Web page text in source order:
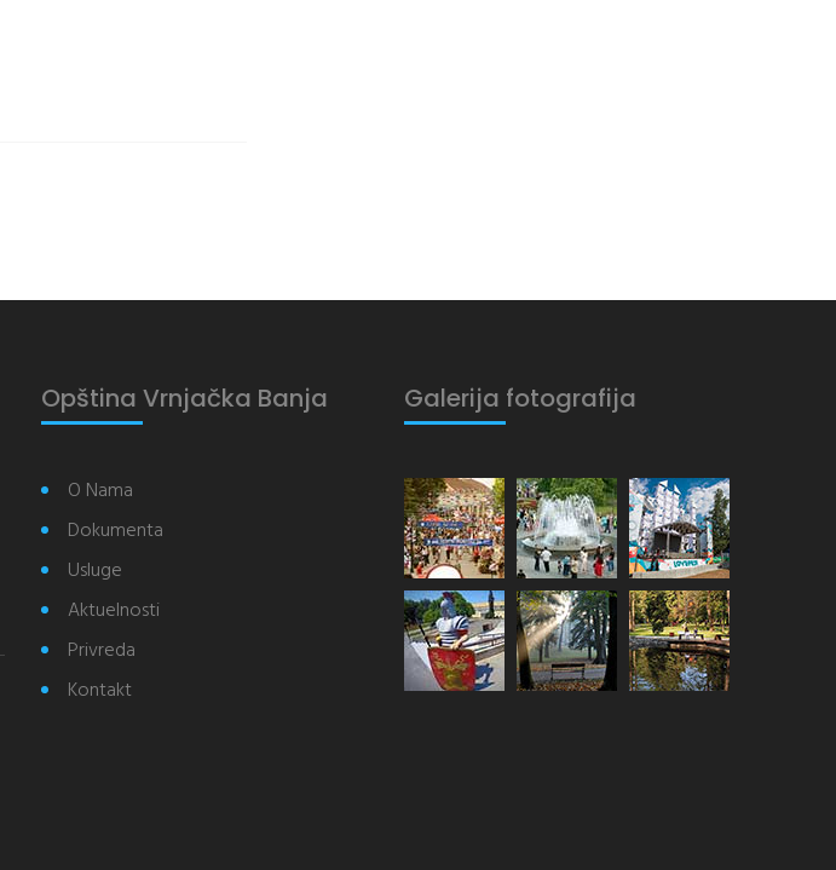
Opština Vrnjačka Banja
O Nama
Dokumenta
Usluge
Aktuelnosti
Privreda
Kontakt
Galerija fotografija